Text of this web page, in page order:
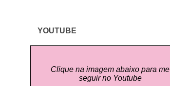
YOUTUBE
Clique na imagem abaixo para me
seguir no Youtube